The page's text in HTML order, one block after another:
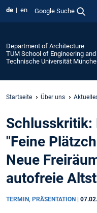
de en Google Suche
Department of Architecture
TUM School of Engineering
Technische Universität
Startseite Über uns
Schlusskritik:
"Feine
Neue
autofreie
TERMIN, PRÄSENTATION